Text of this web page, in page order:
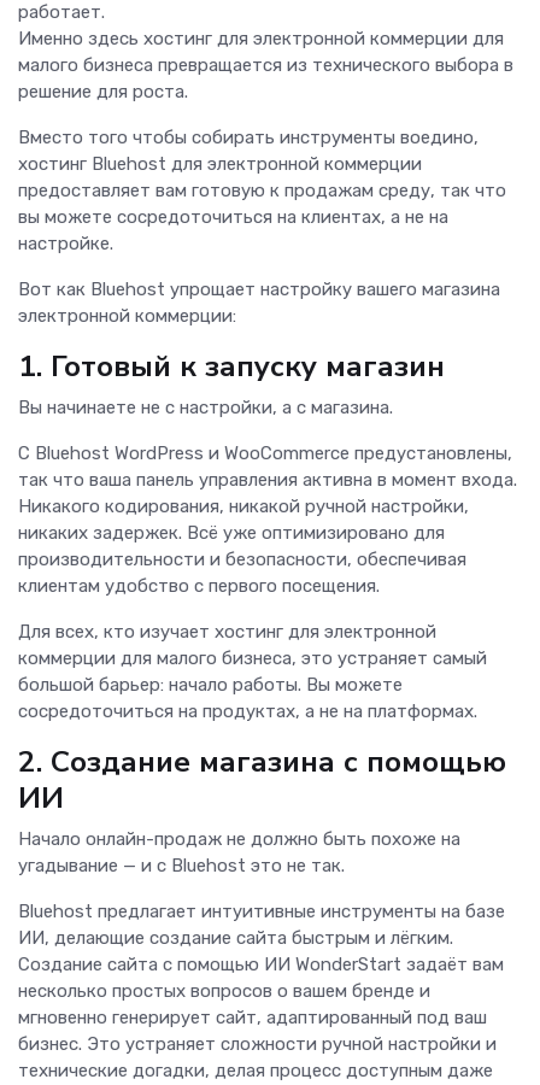
работает.
Именно здесь хостинг для электронной коммерции для
малого бизнеса превращается из технического выбора в
решение для роста.
Вместо того чтобы собирать инструменты воедино,
хостинг Bluehost для электронной коммерции
предоставляет вам готовую к продажам среду, так что
вы можете сосредоточиться на клиентах, а не на
настройке.
Вот как Bluehost упрощает настройку вашего магазина
электронной коммерции:
1. Готовый к запуску магазин
Вы начинаете не с настройки, а с магазина.
С Bluehost WordPress и WooCommerce предустановлены,
так что ваша панель управления активна в момент входа.
Никакого кодирования, никакой ручной настройки,
никаких задержек. Всё уже оптимизировано для
производительности и безопасности, обеспечивая
клиентам удобство с первого посещения.
Для всех, кто изучает хостинг для электронной
коммерции для малого бизнеса, это устраняет самый
большой барьер: начало работы. Вы можете
сосредоточиться на продуктах, а не на платформах.
2. Создание магазина с помощью
ИИ
Начало онлайн-продаж не должно быть похоже на
угадывание — и с Bluehost это не так.
Bluehost предлагает интуитивные инструменты на базе
ИИ, делающие создание сайта быстрым и лёгким.
Создание сайта с помощью ИИ WonderStart задаёт вам
несколько простых вопросов о вашем бренде и
мгновенно генерирует сайт, адаптированный под ваш
бизнес. Это устраняет сложности ручной настройки и
технические догадки, делая процесс доступным даже